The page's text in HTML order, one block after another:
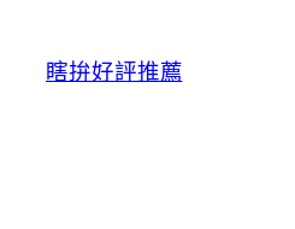
瞎拚好評推薦